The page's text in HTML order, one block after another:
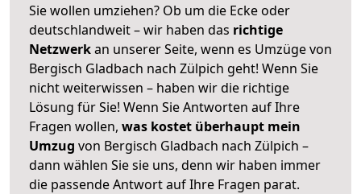
Sie wollen umziehen? Ob um die Ecke oder
deutschlandweit – wir haben das richtige
Netzwerkan unserer Seite, wenn es Umzüge von
Bergisch Gladbach nach Zülpich geht! Wenn Sie
nicht weiterwissen – haben wir die richtige
Lösung für Sie! Wenn Sie Antworten auf Ihre
Fragen wollen, was kostet überhaupt mein
Umzug von Bergisch Gladbach nach Zülpich –
dann wählen Sie sie uns, denn wir haben immer
die passende Antwort auf Ihre Fragen parat.